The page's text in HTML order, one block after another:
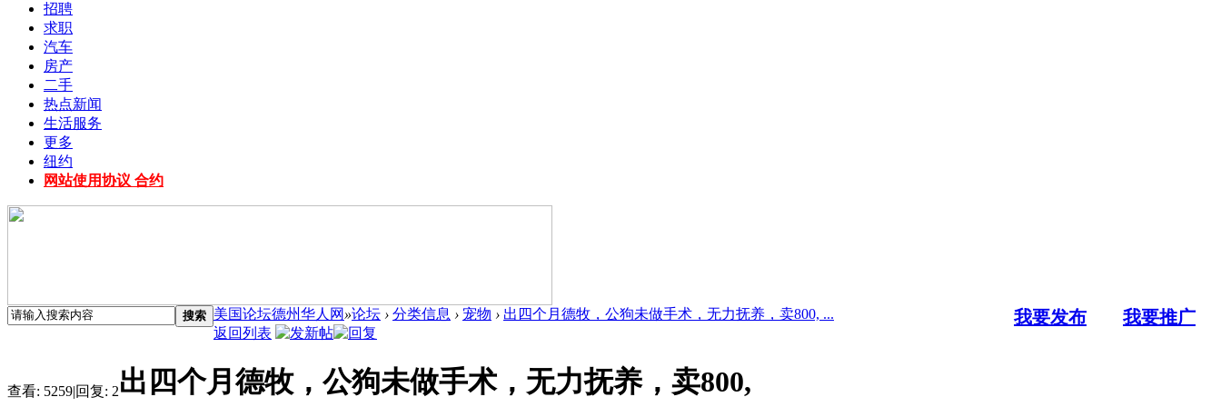
招聘
求职
汽车
房产
二手
热点新闻
生活服务
更多
纽约
网站使用协议 合约
搜索 我要发布 我要推广
美国论坛德州华人网 »论坛 › 分类信息 › 宠物 › 出四个月德牧，公狗未做手术，无力抚养，卖800, ...
返回列表
查看: 5259|回复: 2出四个月德牧，公狗未做手术，无力抚养，卖800,